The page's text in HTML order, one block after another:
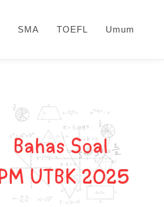
SMA TOEFL Umum